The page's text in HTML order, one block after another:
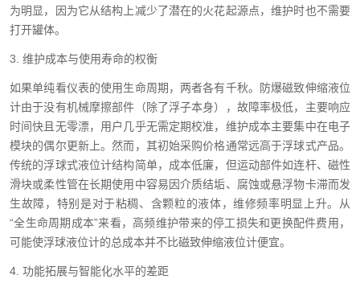
为明显，因为它从结构上减少了潜在的火花起源点，维护时也不需要
打开罐体。
3. 维护成本与使用寿命的权衡
如果单纯看仪表的使用生命周期，两者各有千秋。防爆磁致伸缩液位
计由于没有机械摩擦部件（除了浮子本身），故障率极低，主要响应
时间快且无零漂，用户几乎无需定期校准，维护成本主要集中在电子
模块的偶尔更新上。然而，其初始采购价格通常远高于浮球式产品。
传统的浮球式液位计结构简单，成本低廉，但运动部件如连杆、磁性
滑块或柔性管在长期使用中容易因介质结垢、腐蚀或悬浮物卡滞而发
生故障，特别是对于粘稠、含颗粒的液体，维修频率明显上升。从
“全生命周期成本”来看，高频维护带来的停工损失和更换配件费用，
可能使浮球液位计的总成本并不比磁致伸缩液位计便宜。
4. 功能拓展与智能化水平的差距